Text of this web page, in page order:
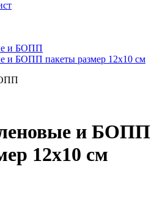
и БОПП
и БОПП пакеты размер 12x10 см
и БОПП
12x10 см